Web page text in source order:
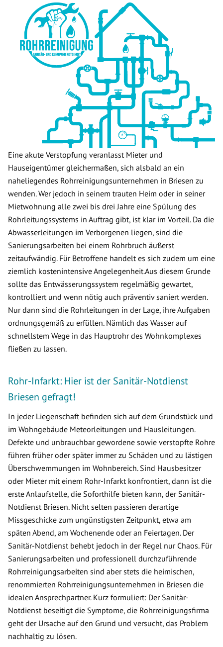
Eine akute Verstopfung veranlasst Mieter und
Hauseigentümer gleichermaßen, sich alsbald an ein
naheliegendes Rohrreinigungsunternehmen in Briesen zu
wenden. Wer jedoch in seinem trauten Heim oder in seiner
Mietwohnung alle zwei bis drei Jahre eine Spülung des
Rohrleitungssystems in Auftrag gibt, ist klar im Vorteil. Da die
Abwasserleitungen im Verborgenen liegen, sind die
Sanierungsarbeiten bei einem Rohrbruch äußerst
zeitaufwändig. Für Betroffene handelt es sich zudem um eine
ziemlich kostenintensive Angelegenheit.Aus diesem Grunde
sollte das Entwässerungssystem regelmäßig gewartet,
kontrolliert und wenn nötig auch präventiv saniert werden.
Nur dann sind die Rohrleitungen in der Lage, ihre Aufgaben
ordnungsgemäß zu erfüllen. Nämlich das Wasser auf
schnellstem Wege in das Hauptrohr des Wohnkomplexes
fließen zu lassen.
Rohr-Infarkt: Hier ist der Sanitär-Notdienst
Briesen gefragt!
In jeder Liegenschaft befinden sich auf dem Grundstück und
im Wohngebäude Meteorleitungen und Hausleitungen.
Defekte und unbrauchbar gewordene sowie verstopfte Rohre
führen früher oder später immer zu Schäden und zu lästigen
Überschwemmungen im Wohnbereich. Sind Hausbesitzer
oder Mieter mit einem Rohr-Infarkt konfrontiert, dann ist die
erste Anlaufstelle, die Soforthilfe bieten kann, der Sanitär-
Notdienst Briesen. Nicht selten passieren derartige
Missgeschicke zum ungünstigsten Zeitpunkt, etwa am
späten Abend, am Wochenende oder an Feiertagen. Der
Sanitär-Notdienst behebt jedoch in der Regel nur Chaos. Für
Sanierungsarbeiten und professionell durchzuführende
Rohrreinigungsarbeiten sind aber stets die heimischen,
renommierten Rohrreinigungsunternehmen in Briesen die
idealen Ansprechpartner. Kurz formuliert: Der Sanitär-
Notdienst beseitigt die Symptome, die Rohrreinigungsfirma
geht der Ursache auf den Grund und versucht, das Problem
nachhaltig zu lösen.